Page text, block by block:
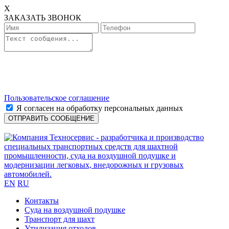
X
ЗАКАЗАТЬ ЗВОНОК
Пользовательское соглашение
Я согласен на обработку персональных данных
EN RU
Контакты
Cуда на воздушной подушке
Транспорт для шахт